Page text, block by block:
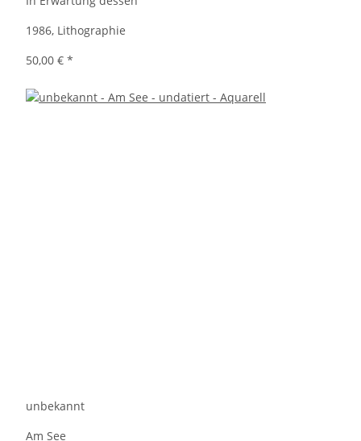
1986, Lithographie
50,00 € *
unbekannt
Am See